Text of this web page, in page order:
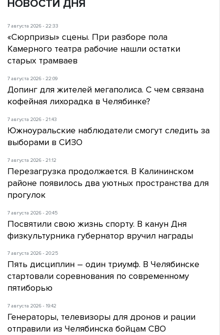
НОВОСТИ ДНЯ
7 августа 2026 - 22:33
«Сюрпризы» сцены. При разборе пола
Камерного театра рабочие нашли остатки
старых трамваев
7 августа 2026 - 22:09
Допинг для жителей мегаполиса. С чем связана
кофейная лихорадка в Челябинке?
7 августа 2026 - 21:43
Южноуральские наблюдатели смогут следить за
выборами в СИЗО
7 августа 2026 - 21:12
Перезагрузка продолжается. В Калининском
районе появилось два уютных пространства для
прогулок
7 августа 2026 - 20:45
Посвятили свою жизнь спорту. В канун Дня
физкультурника губернатор вручил награды
7 августа 2026 - 20:25
Пять дисциплин – один триумф. В Челябинске
стартовали соревнования по современному
пятиборью
7 августа 2026 - 19:42
Генераторы, телевизоры для дронов и рации
отправили из Челябинска бойцам СВО